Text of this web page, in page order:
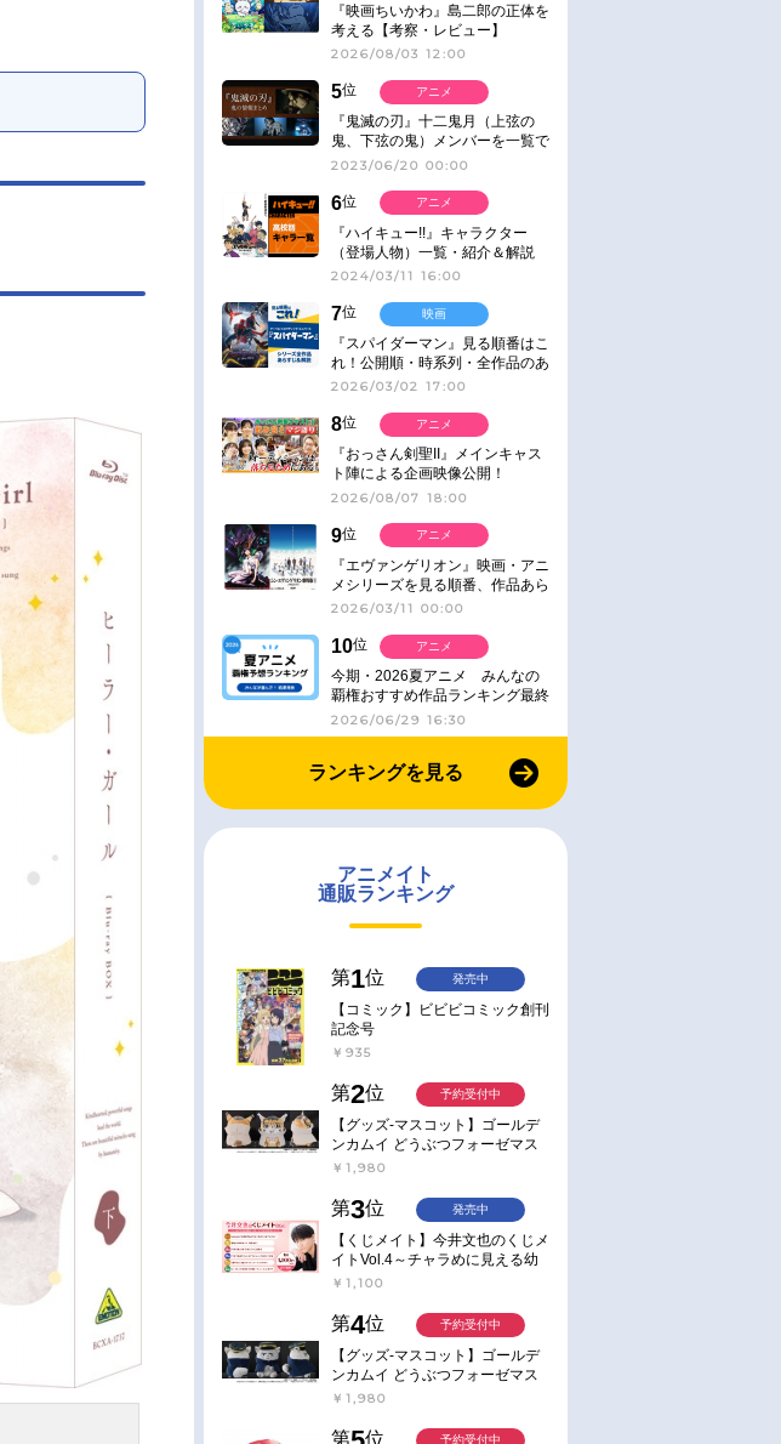
『映画ちいかわ』島二郎の正体を
考える【考察・レビュー】
2026/08/03 12:00
5位
『鬼滅の刃』十二鬼月（上弦の
鬼、下弦の鬼）メンバーを一覧で
紹介＆解説（登場鬼の情報まと
2023/06/20 00:00
アニメ
6位
『ハイキュー!!』キャラクター
（登場人物）一覧・紹介＆解説
2024/03/11 16:00
アニメ
7位
『スパイダーマン』見る順番はこ
れ！公開順・時系列・全作品のあ
らすじをまとめました
2026/03/02 17:00
映画
8位
『おっさん剣聖II』メインキャス
ト陣による企画映像公開！
2026/08/07 18:00
アニメ
9位
『エヴァンゲリオン』映画・アニ
メシリーズを見る順番、作品あら
すじ解説【シリーズ30周年】
2026/03/11 00:00
アニメ
10位
今期・2026夏アニメ みんなの
覇権おすすめ作品ランキング最終
結果発表！
2026/06/29 16:30
アニメ
ランキングを見る
アニメイト
通販ランキング
第1位
【コミック】ビビビコミック創刊
記念号
￥935
発売中
第2位
【グッズ-マスコット】ゴールデ
ンカムイ どうぶつフォーゼマス
コット 4.尾形百之助【再販】
￥1,980
予約受付中
第3位
【くじメイト】今井文也のくじメ
イトVol.4～チャラめに見える幼
馴染、実は一途で独占欲が強いん
￥1,100
発売中
第4位
【グッズ-マスコット】ゴールデ
ンカムイ どうぶつフォーゼマス
コット 5.月島軍曹【再販】
￥1,980
予約受付中
第 位 予約受付中